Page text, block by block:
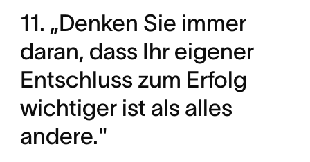
11. „Denken Sie immer
daran, dass Ihr eigener
Entschluss zum Erfolg
wichtiger ist als alles
andere."